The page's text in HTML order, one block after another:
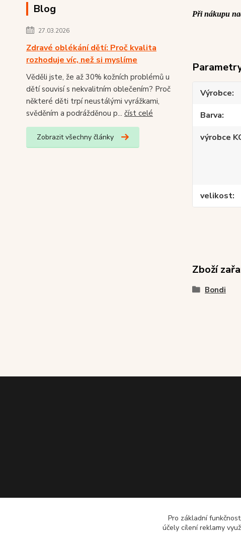
Blog
27.03.2026
Zdravé oblékání dětí: Proč kvalita
rozhoduje víc, než si myslíme
Věděli jste, že až 30% kožních problémů u
dětí souvisí s nekvalitním oblečením? Proč
některé děti trpí neustálými vyrážkami,
svěděním a podrážděnou p... číst celé
Zobrazit všechny články
Při nákupu
Výrobce
Barva
výrobce
velikost
Zboží
Bondi
Pro základní
účely cílení reklamy